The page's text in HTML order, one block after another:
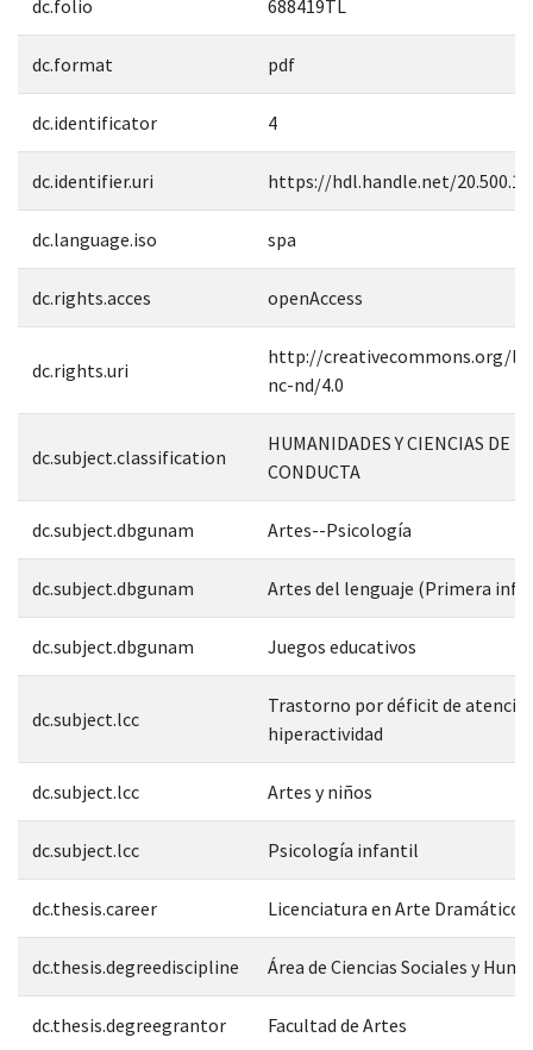
dc.folio 688419TL
dc.format pdf
dc.identificator 4
dc.identifier.uri https://hdl.handle.net/
dc.language.iso spa
dc.rights.acces openAccess
dc.rights.uri
http://creativecommons.org/
nc-nd/4.0
dc.subject.classification
HUMANIDADES Y CIENCIAS DE LA
CONDUCTA
dc.subject.dbgunam Artes--Psicología
dc.subject.dbgunam Artes del lenguaje (Primera
dc.subject.dbgunam Juegos educativos
dc.subject.lcc
Trastorno por déficit de
hiperactividad
dc.subject.lcc Artes y niños
dc.subject.lcc Psicología infantil
dc.thesis.career Licenciatura en Arte Dramático
dc.thesis.degreediscipline Área de Ciencias Sociales y
dc.thesis.degreegrantor Facultad de Artes